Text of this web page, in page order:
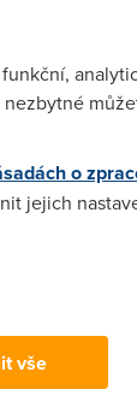
14
o
jejich
vše